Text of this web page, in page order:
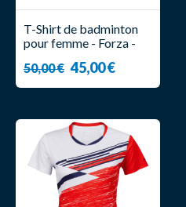
T-Shirt de badminton
pour femme - Forza -
50,00 € 45,00 €